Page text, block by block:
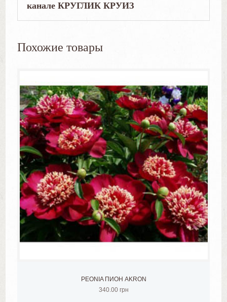
канале КРУГЛИК КРУИЗ
Похожие товары
PEONIA ПИОН AKRON
340.00 грн